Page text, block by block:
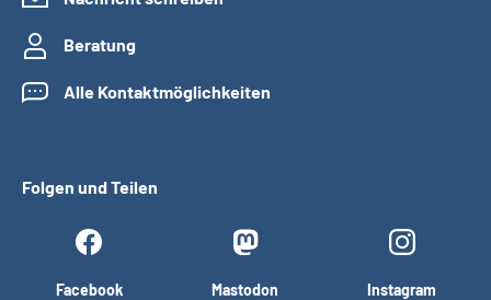
Beratung
Alle Kontaktmöglichkeiten
Folgen und Teilen
Facebook Mastodon Instagram